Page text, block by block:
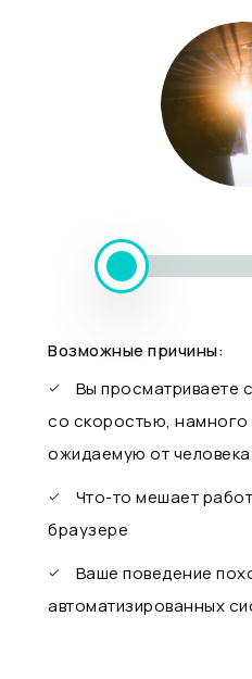
Возможные причины:
Вы просматриваете
со скоростью,
ожидаемую от человека
Что-то мешает
браузере
Ваше поведение
автоматизированных